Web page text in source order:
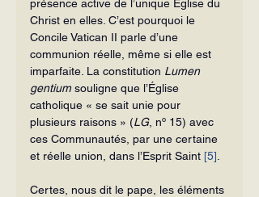
présence active de l’unique Église du
Christ en elles. C’est pourquoi le
Concile Vatican II parle d’une
communion réelle, même si elle est
imparfaite. La constitution Lumen
gentium souligne que l’Église
catholique « se sait unie pour
plusieurs raisons » (LG, nº 15) avec
ces Communautés, par une certaine
et réelle union, dans l’Esprit Saint [5]
Certes, nous dit le pape, les éléments